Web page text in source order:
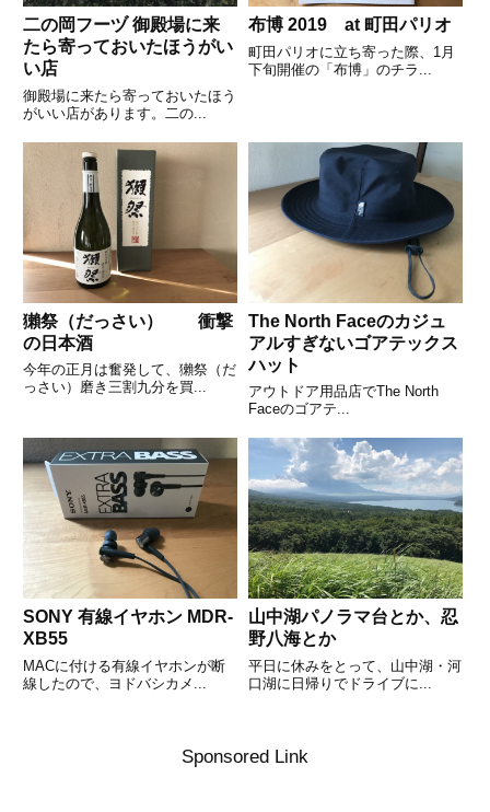
二の岡フーヅ 御殿場に来
たら寄っておいたほうがい
い店
御殿場に来たら寄っておいたほう
がいい店があります。二の...
布博 2019 at 町田パリオ
町田パリオに立ち寄った際、1月
下旬開催の「布博」のチラ...
獺祭（だっさい） 衝撃
の日本酒
今年の正月は奮発して、獺祭（だ
っさい）磨き三割九分を買...
The North Faceのカジュ
アルすぎないゴアテックス
ハット
アウトドア用品店でThe North
Faceのゴアテ...
SONY 有線イヤホン MDR-
XB55
MACに付ける有線イヤホンが断
線したので、ヨドバシカメ...
山中湖パノラマ台とか、忍
野八海とか
平日に休みをとって、山中湖・河
口湖に日帰りでドライブに...
Sponsored Link